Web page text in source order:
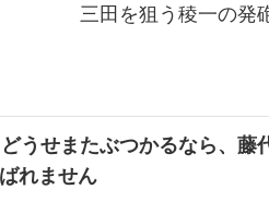
三田を狙う稜一の発
どうせまたぶつかるなら、藤
れません